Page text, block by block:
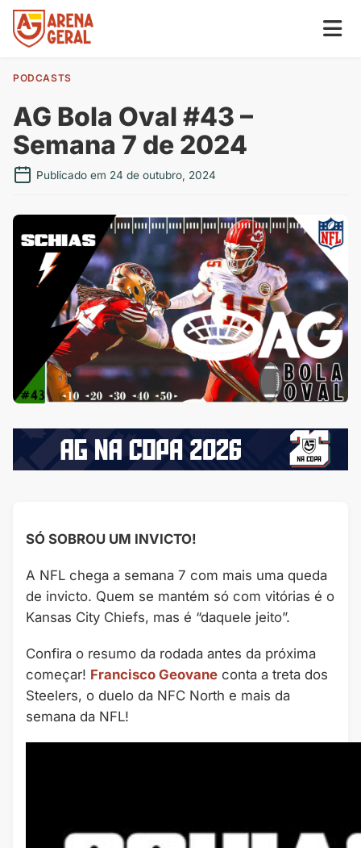
PODCASTS
AG Bola Oval #43 –
Semana 7 de 2024
Publicado em 24 de outubro, 2024
SÓ SOBROU UM INVICTO!
A NFL chega a semana 7 com mais uma queda
de invicto. Quem se mantém só com vitórias é o
Kansas City Chiefs, mas é “daquele jeito”.
Confira o resumo da rodada antes da próxima
começar! Francisco Geovane conta a treta dos
Steelers, o duelo da NFC North e mais da
semana da NFL!